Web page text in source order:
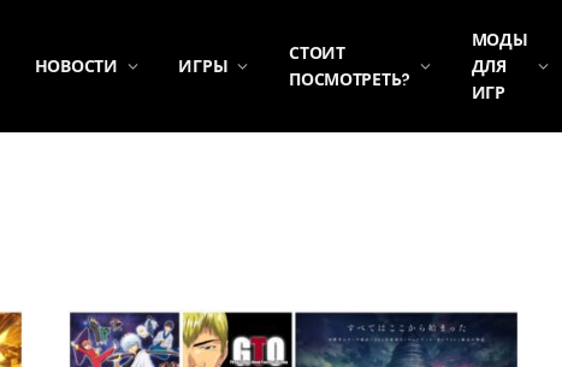
НОВОСТИ ИГРЫ
СТОИТ
ПОСМОТРЕТЬ?
МОДЫ
ДЛЯ
ИГР